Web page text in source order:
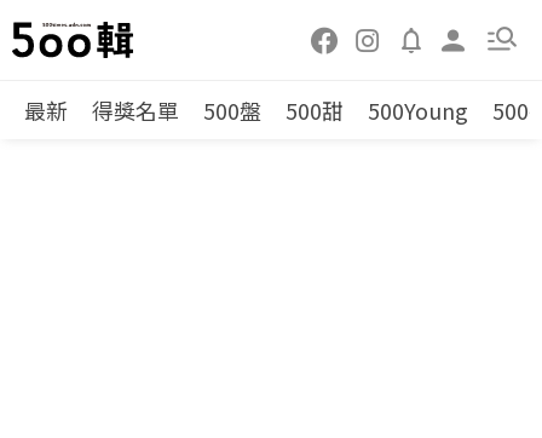
最新 得獎名單 500盤 500甜 500Young 500